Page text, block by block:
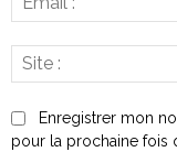
Enregistrer mon
pour la prochaine fois